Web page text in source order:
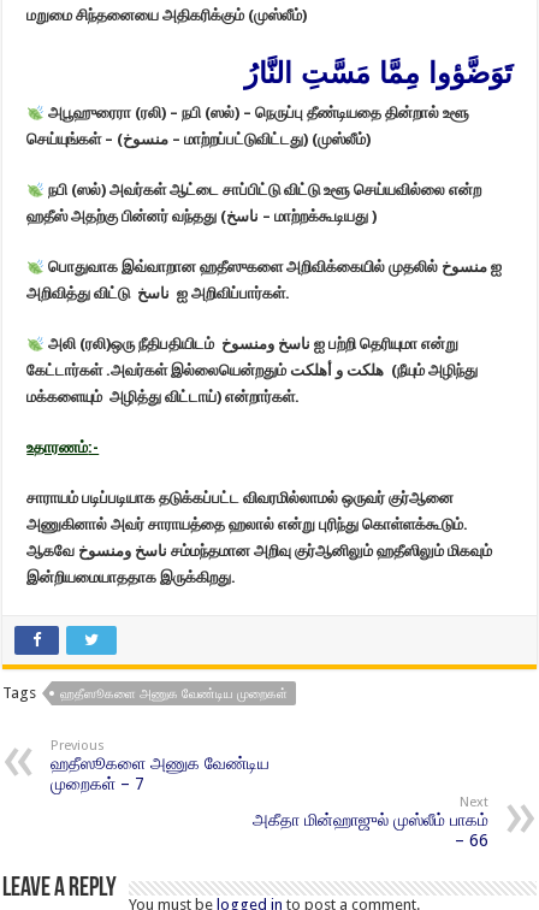
மறுமை சிந்தனையை அதிகரிக்கும் (முஸ்லீம்)
تَوَضَّؤوا مِمَّا مَسَّتِ النَّارُ
அபூஹுரைரா (ரலி) – நபி (ஸல்) – நெருப்பு தீண்டியதை தின்றால்உளூ
செய்யுங்கள் – (منسوخ – மாற்றப்பட்டுவிட்டது) (முஸ்லீம்)
நபி (ஸல்) அவர்கள் ஆட்டை சாப்பிட்டு விட்டு உளூ செய்யவில்லை என்ற
ஹதீஸ் அதற்கு பின்னர் வந்தது
(ناسخ – மாற்றக்கூடியது )
பொதுவாக இவ்வாறான ஹதீஸுகளை அறிவிக்கையில் முதலில் منسوخ ஐ
அறிவித்து விட்டு
ناسخ ஐ அறிவிப்பார்கள்.
அலி (ரலி)ஒரு நீதிபதியிடம்
(நீயும் அழிந்து
மக்களையும்அழித்து விட்டாய்) என்றார்கள்.
உதாரணம்:-
சாராயம் படிப்படியாக தடுக்கப்பட்ட விவரமில்லாமல் ஒருவர் குர்ஆனை
அணுகினால் அவர் சாராயத்தை ஹலால் என்று புரிந்து கொள்ளக்கூடும்.
ஆகவே
இன்றியமையாததாக இருக்கிறது.
Tags ஹதீஸூகளை அணுக வேண்டிய முறைகள்
Previous
ஹதீஸூகளை அணுக வேண்டிய
முறைகள் – 7
Next
அகீதா மின்ஹாஜுல் முஸ்லீம் பாகம்
– 66
Leave a Reply
You must be logged in to post a comment.